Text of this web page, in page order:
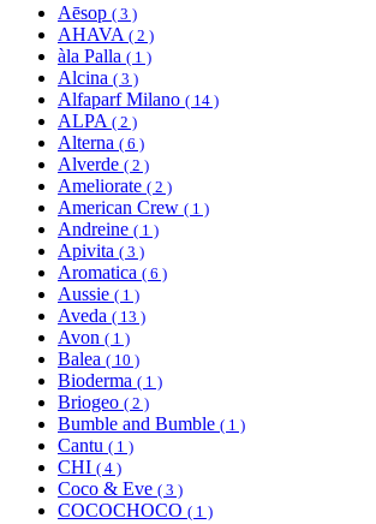
Aēsop ( 3 )
AHAVA ( 2 )
àla Palla ( 1 )
Alcina ( 3 )
Alfaparf Milano ( 14 )
ALPA ( 2 )
Alterna ( 6 )
Alverde ( 2 )
Ameliorate ( 2 )
American Crew ( 1 )
Andreine ( 1 )
Apivita ( 3 )
Aromatica ( 6 )
Aussie ( 1 )
Aveda ( 13 )
Avon ( 1 )
Balea ( 10 )
Bioderma ( 1 )
Briogeo ( 2 )
Bumble and Bumble ( 1 )
Cantu ( 1 )
CHI ( 4 )
Coco & Eve ( 3 )
COCOCHOCO ( 1 )